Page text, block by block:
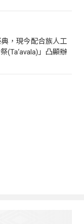
，現今配合族人工
(Ta‘avala)」凸顯辦